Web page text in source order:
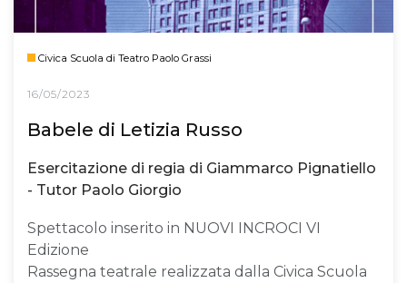
Civica Scuola di Teatro Paolo Grassi
16/05/2023
Babele di Letizia Russo
Esercitazione di regia di Giammarco Pignatiello
- Tutor Paolo Giorgio
Spettacolo inserito in NUOVI INCROCI VI
Edizione
Rassegna teatrale realizzata dalla Civica Scuola